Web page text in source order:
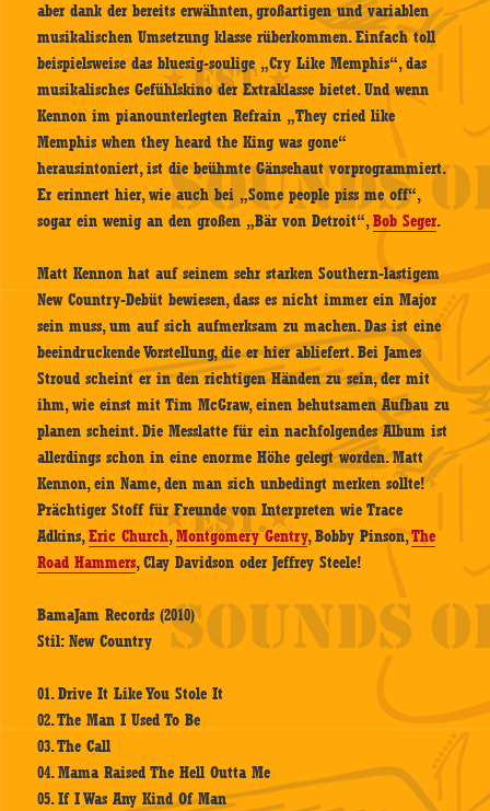
aber dank der bereits erwähnten, großartigen und variablen
musikalischen Umsetzung klasse rüberkommen. Einfach toll
beispielsweise das bluesig-soulige „Cry Like Memphis“, das
musikalisches Gefühlskino der Extraklasse bietet. Und wenn
Kennon im pianounterlegten Refrain „They cried like
Memphis when they heard the King was gone“
herausintoniert, ist die beühmte Gänsehaut vorprogrammiert.
Er erinnert hier, wie auch bei „Some people piss me off“,
sogar ein wenig an den großen „Bär von Detroit“,Bob Seger.
Matt Kennon hat auf seinem sehr starken Southern-lastigem
New Country-Debüt bewiesen, dass es nicht immer ein Major
sein muss, um auf sich aufmerksam zu machen. Das ist eine
beeindruckende Vorstellung, die er hier abliefert. Bei James
Stroud scheint er in den richtigen Händen zu sein, der mit
ihm, wie einst mit Tim McGraw, einen behutsamen Aufbau zu
planen scheint. Die Messlatte für ein nachfolgendes Album ist
allerdings schon in eine enorme Höhe gelegt worden. Matt
Kennon, ein Name, den man sich unbedingt merken sollte!
Prächtiger Stoff für Freunde von Interpreten wie Trace
Adkins,Eric Church,Montgomery Gentry, Bobby Pinson,The
Road Hammers, Clay Davidson oder Jeffrey Steele!
BamaJam Records (2010)
Stil: New Country
01. Drive It Like You Stole It
02. The Man I Used To Be
03. The Call
04. Mama Raised The Hell Outta Me
05. If I Was Any Kind Of Man